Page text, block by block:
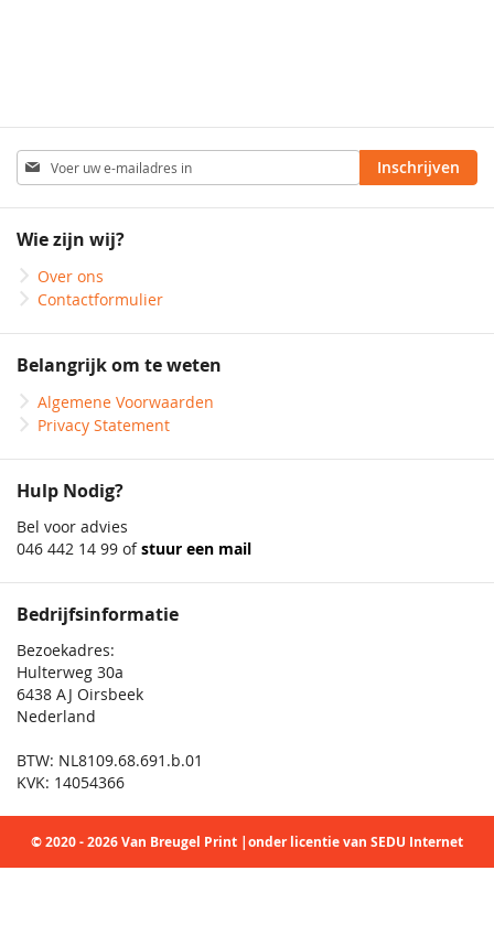
Abonneer
u
op
nieuwsbrief
Inschrijven
Wie zijn wij?
Over ons
Contactformulier
Belangrijk om te weten
Algemene Voorwaarden
Privacy Statement
Hulp Nodig?
Bel voor advies
046 442 14 99 ofstuur een mail
Bedrijfsinformatie
Bezoekadres:
Hulterweg 30a
6438 AJ Oirsbeek
Nederland
BTW: NL8109.68.691.b.01
KVK: 14054366
© 2020 - 2026 Van Breugel Print |onder licentie van SEDU Internet